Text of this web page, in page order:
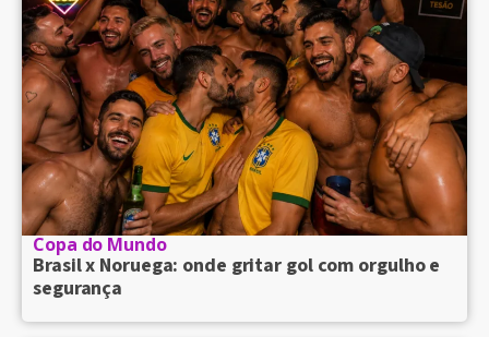
Copa do Mundo
Brasil x Noruega: onde gritar gol com orgulho e
segurança